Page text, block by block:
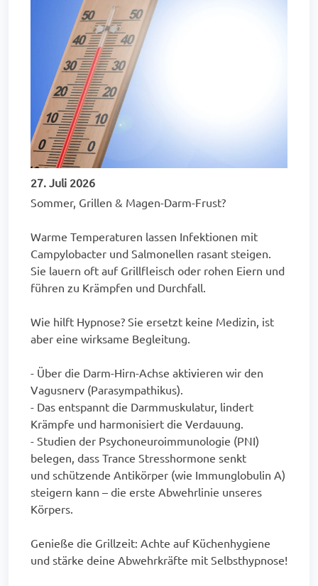
27. Juli 2026
Sommer, Grillen & Magen-Darm-Frust?
Warme Temperaturen lassen Infektionen mit
Campylobacter und Salmonellen rasant steigen.
Sie lauern oft auf Grillfleisch oder rohen Eiern und
führen zu Krämpfen und Durchfall.
Wie hilft Hypnose? Sie ersetzt keine Medizin, ist
aber eine wirksame Begleitung.
- Über die Darm-Hirn-Achse aktivieren wir den
Vagusnerv (Parasympathikus).
- Das entspannt die Darmmuskulatur, lindert
Krämpfe und harmonisiert die Verdauung.
- Studien der Psychoneuroimmunologie (PNI)
belegen, dass Trance Stresshormone senkt
und schützende Antikörper (wie Immunglobulin A)
steigern kann – die erste Abwehrlinie unseres
Körpers.
Genieße die Grillzeit: Achte auf Küchenhygiene
und stärke deine Abwehrkräfte mit Selbsthypnose!